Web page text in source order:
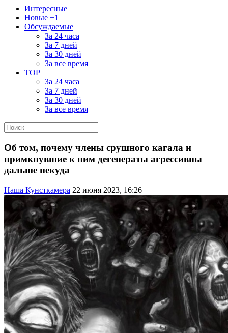
Интересные
Новые +1
Обсуждаемые
За 24 часа
За 7 дней
За 30 дней
За все время
TOP
За 24 часа
За 7 дней
За 30 дней
За все время
Об том, почему члены срушного кагала и
примкнувшие к ним дегенераты агрессивны
дальше некуда
Наша Кунсткамера 22 июня 2023, 16:26